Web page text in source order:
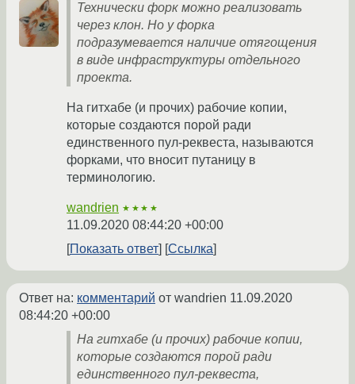
Технически форк можно реализовать
через клон. Но у форка
подразумевается наличие отягощения
в виде инфраструктуры отдельного
проекта.
На гитхабе (и прочих) рабочие копии,
которые создаются порой ради
единственного пул-реквеста, называются
форками, что вносит путаницу в
терминологию.
wandrien ★★★★
11.09.2020 08:44:20 +00:00
Показать ответ
Ссылка
Ответ на: комментарий от wandrien 11.09.2020
08:44:20 +00:00
На гитхабе (и прочих) рабочие копии,
которые создаются порой ради
единственного пул-реквеста,